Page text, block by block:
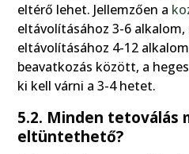
eltérő lehet. Jellemzően a
eltávolításához 3-6
eltávolításához 4-12
beavatkozás között, a
ki kell várni a 3-4 hetet.
5.2. Minden tetoválás
eltüntethető?